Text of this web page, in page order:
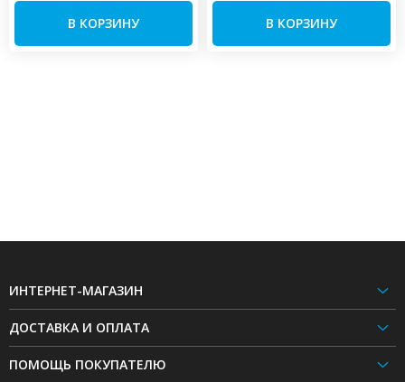
В КОРЗИНУ В КОРЗИНУ
ИНТЕРНЕТ-МАГАЗИН
ДОСТАВКА И ОПЛАТА
ПОМОЩЬ ПОКУПАТЕЛЮ